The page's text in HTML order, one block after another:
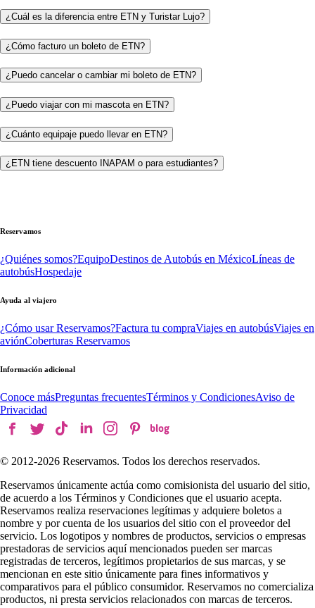
¿Cuál es la diferencia entre ETN y Turistar Lujo?
¿Cómo facturo un boleto de ETN?
¿Puedo cancelar o cambiar mi boleto de ETN?
¿Puedo viajar con mi mascota en ETN?
¿Cuánto equipaje puedo llevar en ETN?
¿ETN tiene descuento INAPAM o para estudiantes?
Reservamos
¿Quiénes somos?EquipoDestinos de Autobús en MéxicoLíneas de
autobúsHospedaje
Ayuda al viajero
¿Cómo usar Reservamos?Factura tu compraViajes en autobúsViajes en
aviónCoberturas Reservamos
Información adicional
Conoce másPreguntas frecuentesTérminos y CondicionesAviso de
Privacidad
© 2012-2026 Reservamos. Todos los derechos reservados.
Reservamos únicamente actúa como comisionista del usuario del sitio,
de acuerdo a los Términos y Condiciones que el usuario acepta.
Reservamos realiza reservaciones legítimas y adquiere boletos a
nombre y por cuenta de los usuarios del sitio con el proveedor del
servicio. Los logotipos y nombres de productos, servicios o empresas
prestadoras de servicios aquí mencionados pueden ser marcas
registradas de terceros, legítimos propietarios de sus marcas, y se
mencionan en este sitio únicamente para fines informativos y
comparativos para el público consumidor. Reservamos no comercializa
productos, ni presta servicios relacionados con marcas de terceros.